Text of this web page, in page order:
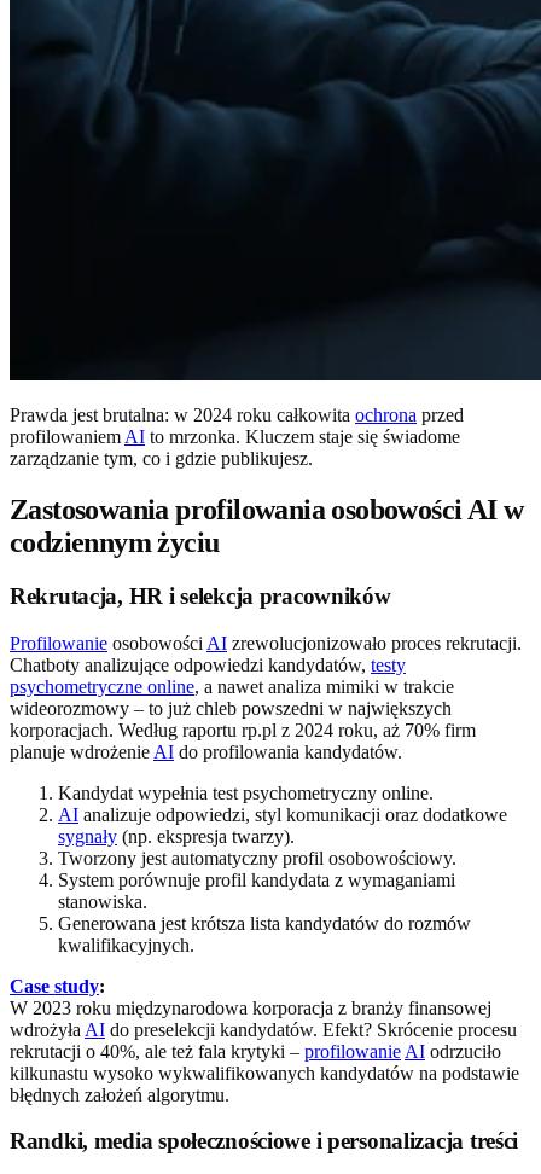
Prawda jest brutalna: w 2024 roku całkowita ochrona przed
profilowaniem AI to mrzonka. Kluczem staje się świadome
zarządzanie tym, co i gdzie publikujesz.
Zastosowania profilowania osobowości AI w
codziennym życiu
Rekrutacja, HR i selekcja pracowników
Profilowanie osobowości AI zrewolucjonizowało proces rekrutacji.
Chatboty analizujące odpowiedzi kandydatów, testy
psychometryczne online, a nawet analiza mimiki w trakcie
wideorozmowy – to już chleb powszedni w największych
korporacjach. Według raportu rp.pl z 2024 roku, aż 70% firm
planuje wdrożenie AI do profilowania kandydatów.
Kandydat wypełnia test psychometryczny online.
AI analizuje odpowiedzi, styl komunikacji oraz dodatkowe
sygnały (np. ekspresja twarzy).
Tworzony jest automatyczny profil osobowościowy.
System porównuje profil kandydata z wymaganiami
stanowiska.
Generowana jest krótsza lista kandydatów do rozmów
kwalifikacyjnych.
Case study:
W 2023 roku międzynarodowa korporacja z branży finansowej
wdrożyła AI do preselekcji kandydatów. Efekt? Skrócenie procesu
rekrutacji o 40%, ale też fala krytyki – profilowanie AI odrzuciło
kilkunastu wysoko wykwalifikowanych kandydatów na podstawie
błędnych założeń algorytmu.
Randki, media społecznościowe i personalizacja treści